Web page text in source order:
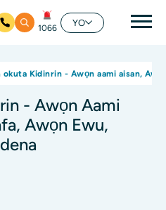
1066
YO
okuta Kidinrin - Awọn aami aisan,
- Awọn Aami
Awọn Ewu,